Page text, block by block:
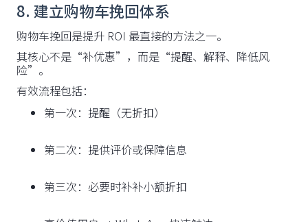
8. 建立购物车挽回体系
购物车挽回是提升 ROI 最直接的方法之一。
其核心不是“补优惠”，而是“提醒、解释、降低风
险”。
有效流程包括：
第一次：提醒（无折扣）
第二次：提供评价或保障信息
第三次：必要时补补小额折扣